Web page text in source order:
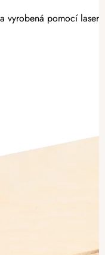
vyrobená pomocí